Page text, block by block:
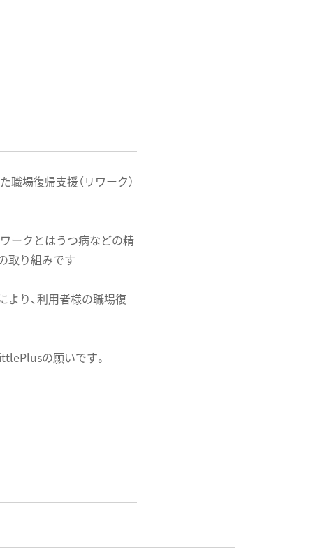
場復帰支援（リワーク）
ークとはうつ病などの精
取り組みです
り、利用者様の職場復
の願いです。